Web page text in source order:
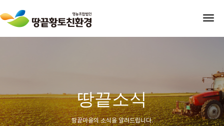
땅끝소식
땅끝마을의 소식을 알려드립니다.